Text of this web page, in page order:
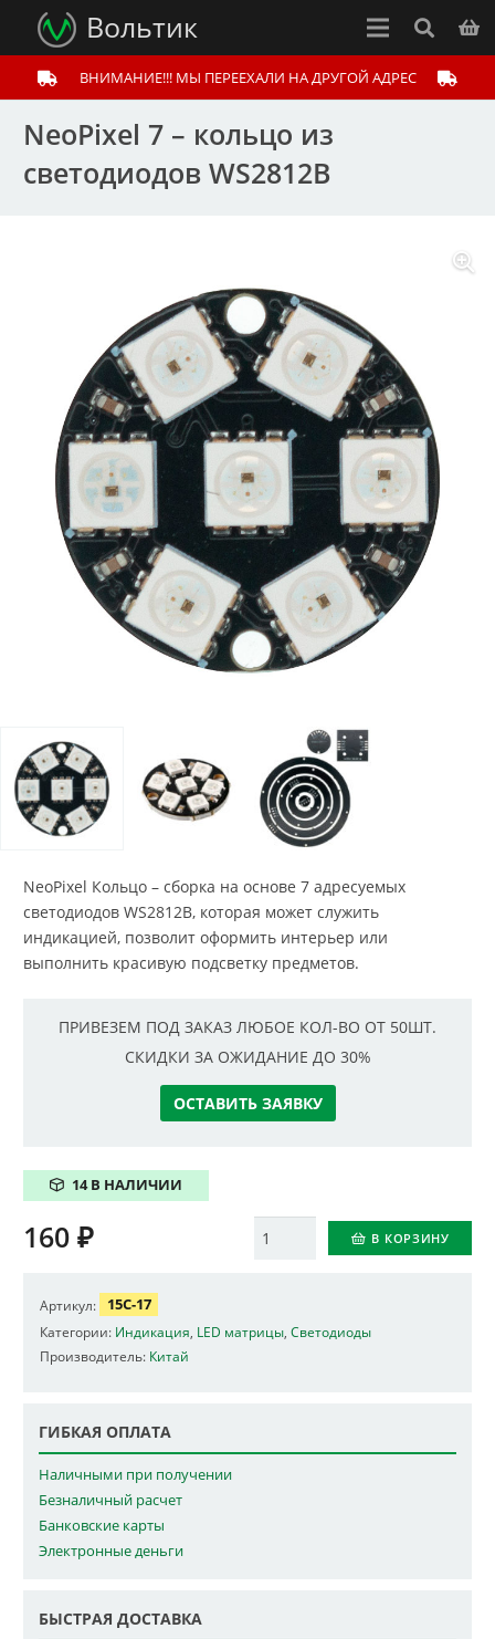
Вольтик
ВНИМАНИЕ!!! МЫ ПЕРЕЕХАЛИ НА ДРУГОЙ АДРЕС
NeoPixel 7 – кольцо из
светодиодов WS2812B
NeoPixel Кольцо – сборка на основе 7 адресуемых
светодиодов WS2812B, которая может служить
индикацией, позволит оформить интерьер или
выполнить красивую подсветку предметов.
ПРИВЕЗЕМ ПОД ЗАКАЗ ЛЮБОЕ КОЛ-ВО ОТ 50ШТ.
СКИДКИ ЗА ОЖИДАНИЕ ДО 30%
ОСТАВИТЬ ЗАЯВКУ
14 В НАЛИЧИИ
Количество В КОРЗИНУ
160 ₽
Артикул: 15C-17
Категории: Индикация LED матрицы Светодиоды
Производитель: Китай
ГИБКАЯ ОПЛАТА
Наличными при получении
Безналичный расчет
Банковские карты
Электронные деньги
БЫСТРАЯ ДОСТАВКА